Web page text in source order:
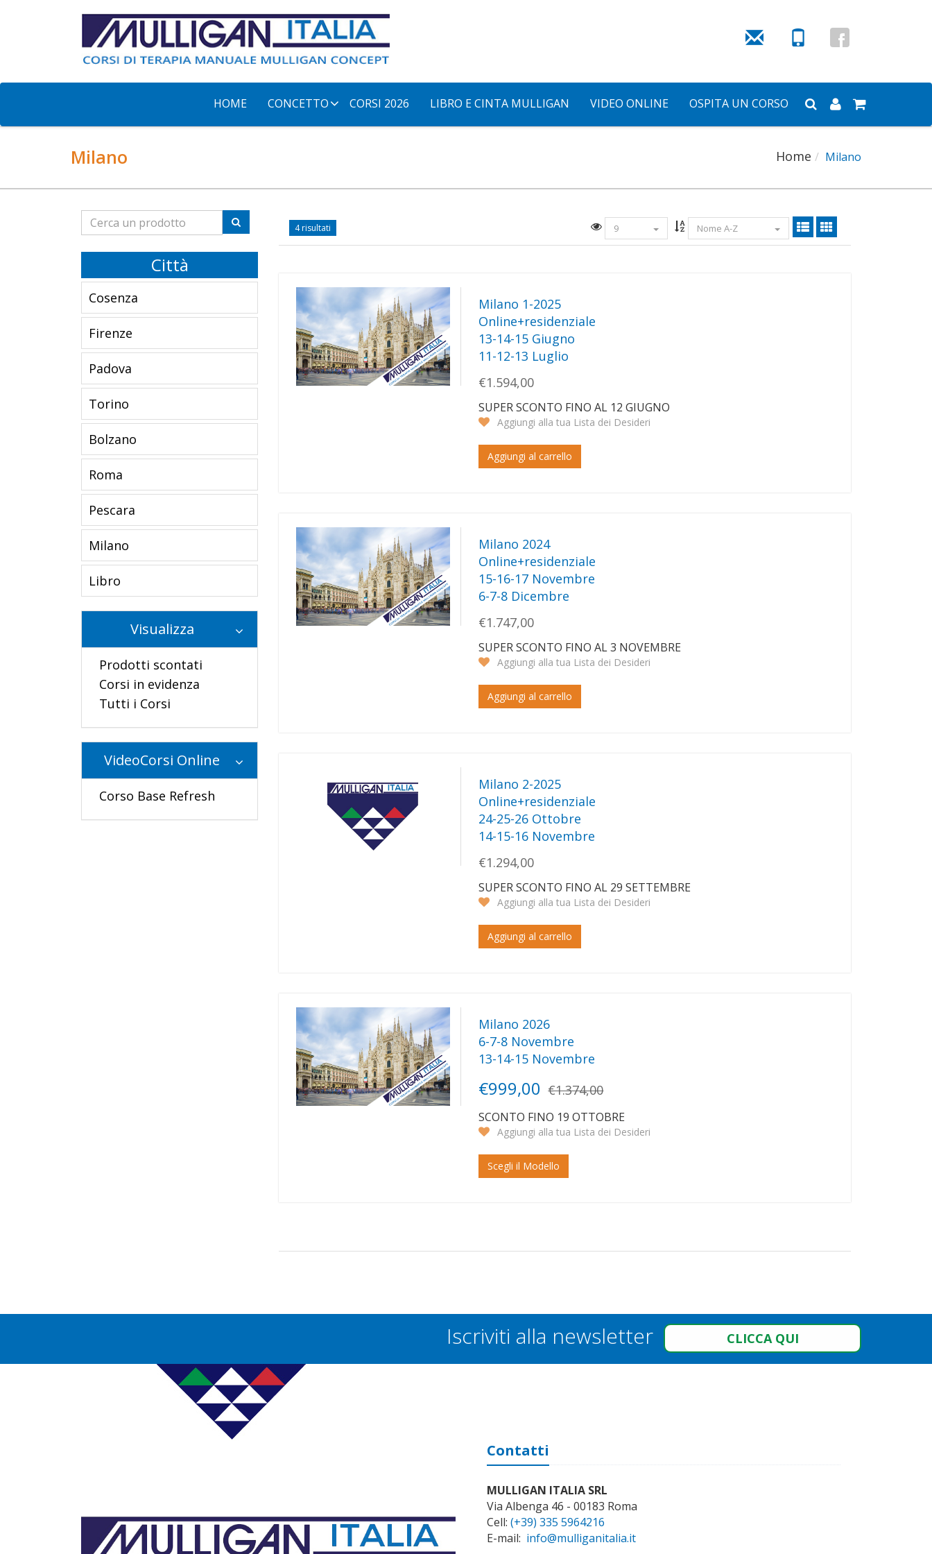
HOME CONCETTO CORSI 2026 LIBRO E CINTA MULLIGAN VIDEO ONLINE OSPITA UN CORSO
Milano Home Milano
Città
Cosenza
Firenze
Padova
Torino
Bolzano
Roma
Pescara
Milano
Libro
Visualizza
Prodotti scontati
Corsi in evidenza
Tutti i Corsi
VideoCorsi Online
Corso Base Refresh
4 risultati Nome A-Z
9
Milano 1-2025
Online+residenziale
13-14-15 Giugno
11-12-13 Luglio
€1.594,00
SUPER SCONTO FINO AL 12 GIUGNO
Aggiungi alla tua Lista dei Desideri
Aggiungi al carrello
Milano 2024
Online+residenziale
15-16-17 Novembre
6-7-8 Dicembre
€1.747,00
SUPER SCONTO FINO AL 3 NOVEMBRE
Aggiungi alla tua Lista dei Desideri
Aggiungi al carrello
Milano 2-2025
Online+residenziale
24-25-26 Ottobre
14-15-16 Novembre
€1.294,00
SUPER SCONTO FINO AL 29 SETTEMBRE
Aggiungi alla tua Lista dei Desideri
Aggiungi al carrello
Milano 2026
6-7-8 Novembre
13-14-15 Novembre
€999,00 €1.374,00
SCONTO FINO 19 OTTOBRE
Aggiungi alla tua Lista dei Desideri
Scegli il Modello
Iscriviti alla newsletter CLICCA QUI
Contatti
MULLIGAN ITALIA SRL
Via Albenga 46 - 00183 Roma
Cell: (+39) 335 5964216
E-mail: info@mulliganitalia.it